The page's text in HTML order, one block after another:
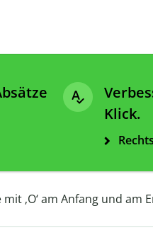
Klick.
mit ‚O‘ am Anfang und am